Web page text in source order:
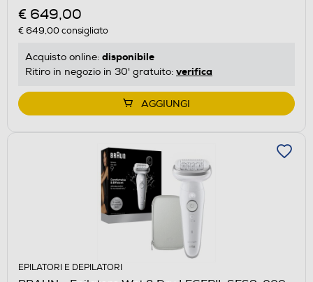
€ 649,00
€ 649,00consigliato
Acquisto online: disponibile
Ritiro in negozio in 30' gratuito: verifica
AGGIUNGI
EPILATORI E DEPILATORI